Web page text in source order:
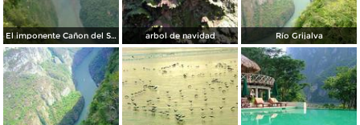
El imponente Cañon del Sumiero arbol de navidad Río Grijalva